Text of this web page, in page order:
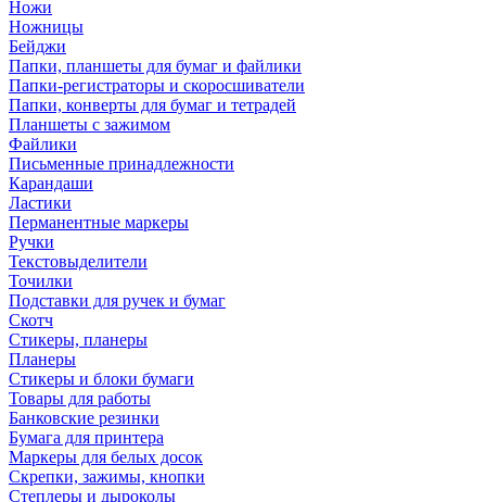
Ножи
Ножницы
Бейджи
Папки, планшеты для бумаг и файлики
Папки-регистраторы и скоросшиватели
Папки, конверты для бумаг и тетрадей
Планшеты с зажимом
Файлики
Письменные принадлежности
Карандаши
Ластики
Перманентные маркеры
Ручки
Текстовыделители
Точилки
Подставки для ручек и бумаг
Скотч
Стикеры, планеры
Планеры
Стикеры и блоки бумаги
Товары для работы
Банковские резинки
Бумага для принтера
Маркеры для белых досок
Скрепки, зажимы, кнопки
Степлеры и дыроколы